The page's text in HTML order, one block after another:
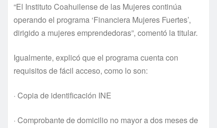
“El Instituto Coahuilense de las Mujeres continúa
operando el programa ‘Financiera Mujeres Fuertes’,
dirigido a mujeres emprendedoras”, comentó la titular.
Igualmente, explicó que el programa cuenta con
requisitos de fácil acceso, como lo son:
· Copia de identificación INE
· Comprobante de domicilio no mayor a dos meses de